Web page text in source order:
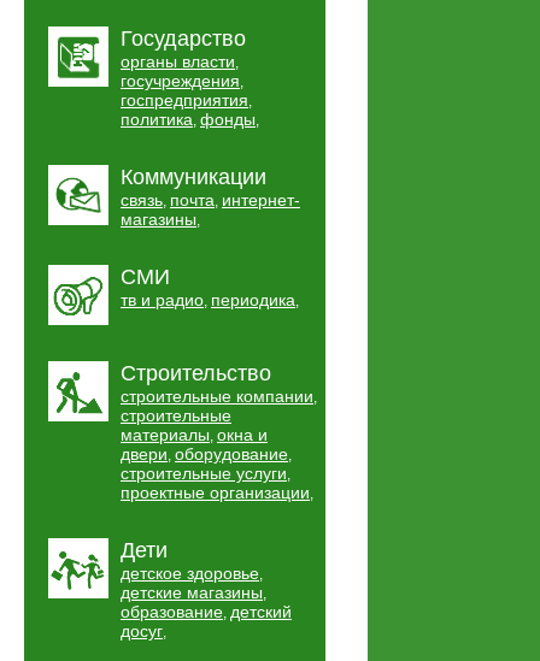
Государство
органы власти,
госучреждения,
госпредприятия,
политика, фонды,
Коммуникации
связь, почта, интернет-
магазины,
СМИ
тв и радио, периодика,
Строительство
строительные компании,
строительные
материалы, окна и
двери, оборудование,
строительные услуги,
проектные организации,
Дети
детское здоровье,
детские магазины,
образование, детский
досуг,